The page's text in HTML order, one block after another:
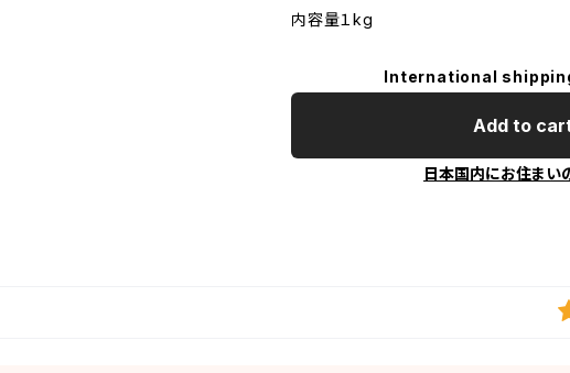
内容量１kg
International
Add to
日本国内にお住まい